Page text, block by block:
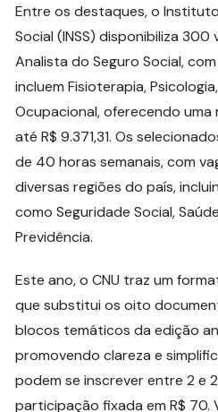
Entre os destaques, o
Social (INSS) disponibiliza
Analista do Seguro Social,
incluem Fisioterapia,
Ocupacional, oferecendo uma
até R$ 9.371,31. Os
de 40 horas semanais, com
diversas regiões do país,
como Seguridade Social,
Previdência.
Este ano, o CNU traz um
que substitui os oito
blocos temáticos da edição
promovendo clareza e
podem se inscrever entre 2 e
participação fixada em R$ 70.